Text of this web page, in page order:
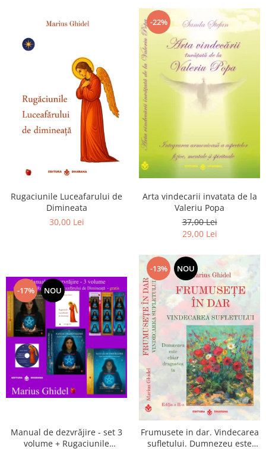
Rugaciunile Luceafarului de
Dimineata
30,00 Lei
-22%
Arta vindecarii invatata de la
Valeriu Popa
37,00 Lei
29,00 Lei
-17% NOU
Manual de dezvrăjire - set 3
volume + Rugaciunile
-13% NOU
Frumusete in dar. Vindecarea
sufletului. Dumnezeu este